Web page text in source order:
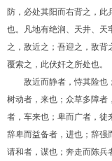
防，必处其阳而右背之，此
也。凡地有绝涧、天井、天
之，敌近之；吾迎之，敌
覆索之，此伏奸之所处也。
敌近而静者，恃其险也
树动者，来也；众草多障者
者，车来也；卑而广者，徒
辞卑而益备者，进也；辞强
请和者，谋也；奔走而陈兵